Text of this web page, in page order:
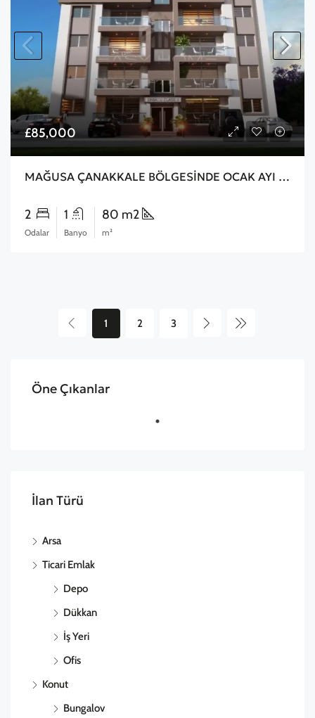
£85,000
MAĞUSA ÇANAKKALE BÖLGESİNDE OCAK AYI TESLİM 2+1 DAİRE
2
Odalar
1
Banyo
80 m2
m²
1 2 3
Öne Çıkanlar
İlan Türü
Arsa
Ticari Emlak
Depo
Dükkan
İş Yeri
Ofis
Konut
Bungalov